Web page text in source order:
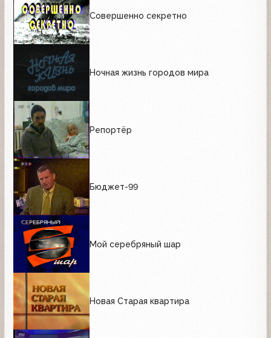
Совершенно секретно
Ночная жизнь городов мира
Репортёр
Бюджет-99
Мой серебряный шар
Новая Старая квартира